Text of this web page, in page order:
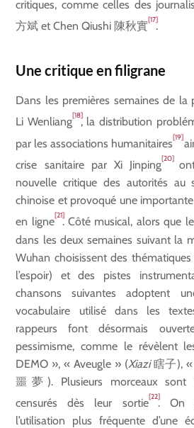
critiques, comme celles des
方斌 et Chen Qiushi 陳秋實[17].
Une critique en filigrane
Dans les premières semaines de la
Li Wenliang[18], la distribution
par les associations humanitaires[19]
crise sanitaire par Xi Jinping[20]ont
nouvelle critique des autorités au
chinoise et provoqué une
en ligne[21]. Côté musical, alors que
dans les deux semaines suivant la
Wuhan choisissent des
l’espoir) et des pistes
chansons suivantes adoptent
vocabulaire utilisé dans les
rappeurs font désormais
pessimisme, comme le révèlent
DEMO », « Aveugle » (Xiazi瞎子), «
噩夢). Plusieurs morceaux sont
censurés dès leur sortie[22]. On
l’utilisation plus fréquente d’une